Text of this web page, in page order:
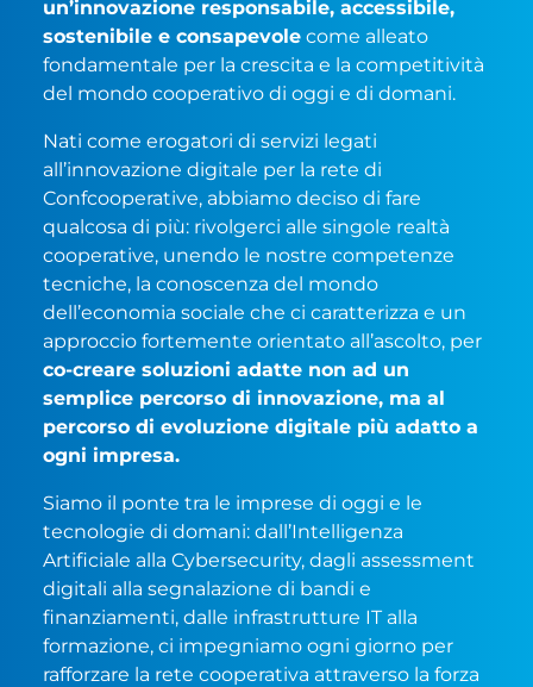
un’innovazione responsabile, accessibile,
sostenibile e consapevole come alleato
fondamentale per la crescita e la competitività
del mondo cooperativo di oggi e di domani.
Nati come erogatori di servizi legati
all’innovazione digitale per la rete di
Confcooperative, abbiamo deciso di fare
qualcosa di più: rivolgerci alle singole realtà
cooperative, unendo le nostre competenze
tecniche, la conoscenza del mondo
dell’economia sociale che ci caratterizza e un
approccio fortemente orientato all’ascolto, per
co-creare soluzioni adatte non ad un
semplice percorso di innovazione, ma al
percorso di evoluzione digitale più adatto a
ogni impresa.
Siamo il ponte tra le imprese di oggi e le
tecnologie di domani: dall’Intelligenza
Artificiale alla Cybersecurity, dagli assessment
digitali alla segnalazione di bandi e
finanziamenti, dalle infrastrutture IT alla
formazione, ci impegniamo ogni giorno per
rafforzare la rete cooperativa attraverso la forza